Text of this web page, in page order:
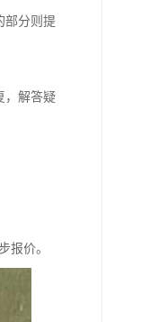
部分则提
，解答疑
报价。